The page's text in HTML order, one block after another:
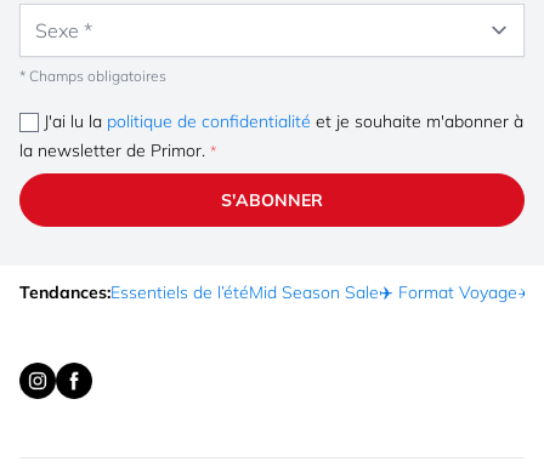
* Champs obligatoires
J'ai lu la politique de confidentialité et je souhaite m'abonner à
la newsletter de Primor.
S'ABONNER
Tendances:Essentiels de l’étéMid Season Sale✈️ Format Voyage☀️